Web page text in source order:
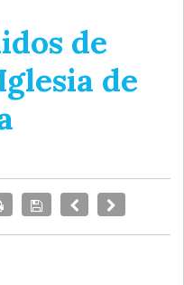
de
de